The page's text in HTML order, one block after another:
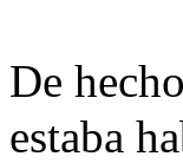
De
estaba